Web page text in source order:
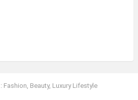
Fashion, Beauty, Luxury Lifestyle